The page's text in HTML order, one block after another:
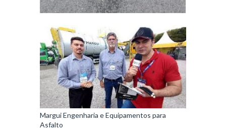
Margui Engenharia e Equipamentos para
Asfalto